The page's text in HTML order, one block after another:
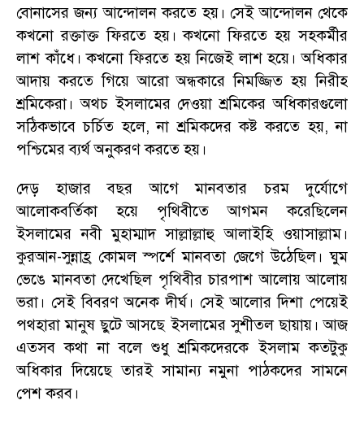
বোনাসের জন্য আন্দোলন করতে হয়। সেই আন্দোলন থেকে
কখনো রক্তাক্ত ফিরতে হয়। কখনো ফিরতে হয় সহকর্মীর
লাশ কাঁধে। কখনো ফিরতে হয় নিজেই লাশ হয়ে। অধিকার
আদায় করতে গিয়ে আরো অন্ধকারে নিমজ্জিত হয় নিরীহ
শ্রমিকেরা। অথচ ইসলামের দেওয়া শ্রমিকের অধিকারগুলো
সঠিকভাবে চর্চিত হলে,না শ্রমিকদের কষ্ট করতে হয়,না
পশ্চিমের ব্যর্থ অনুকরণ করতে হয়।
দেড় হাজার বছর আগে মানবতার চরম দুর্যোগে
আলোকবর্তিকা হয়ে পৃথিবীতে আগমন করেছিলেন
ইসলামের নবী মুহাম্মাদ সাল্লাল্লাহু আলাইহি ওয়াসাল্লাম।
কুরআন-সুন্নাহ্র কোমল স্পর্শে মানবতা জেগে উঠেছিল। ঘুম
ভেঙে মানবতা দেখেছিল পৃথিবীর চারপাশ আলোয় আলোয়
ভরা। সেই বিবরণ অনেক দীর্ঘ। সেই আলোর দিশা পেয়েই
পথহারা মানুষ ছুটে আসছে ইসলামের সুশীতল ছায়ায়। আজ
এতসব কথা না বলে শুধু শ্রমিকদেরকে ইসলাম কতটুকু
অধিকার দিয়েছে তারই সামান্য নমুনা পাঠকদের সামনে
পেশ করব।